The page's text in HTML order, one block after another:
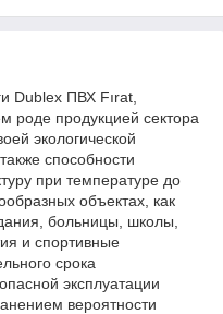
Dublex ПВХ Fırat,
роде продукцией сектора
экологической
способности
при температуре до
объектах, как
больницы, школы,
и спортивные
срока
эксплуатации
вероятности